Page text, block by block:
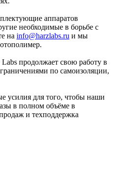
аппаратов
необходимые в борьбе с
на info@harzlabs.ru и мы
продолжает свою работу в
по самоизоляции,
усилия для того, чтобы наши
в полном объёме в
и техподдержка